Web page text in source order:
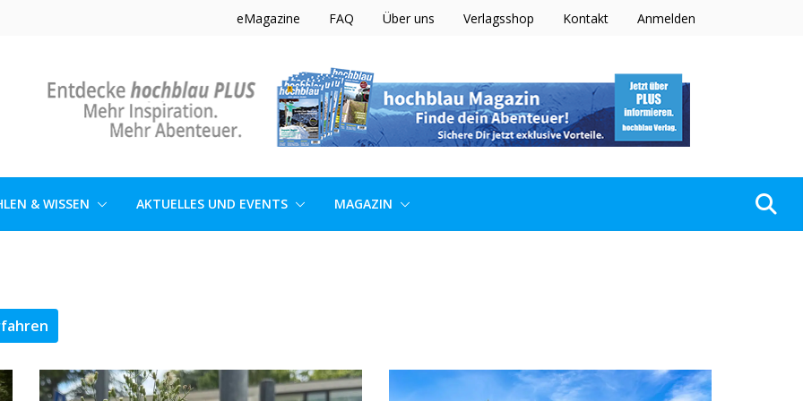
eMagazine FAQ Über uns Verlagsshop Kontakt Anmelden
& WISSEN AKTUELLES UND EVENTS MAGAZIN
die Wintersaison
Berggastfreundschaft mit Herz